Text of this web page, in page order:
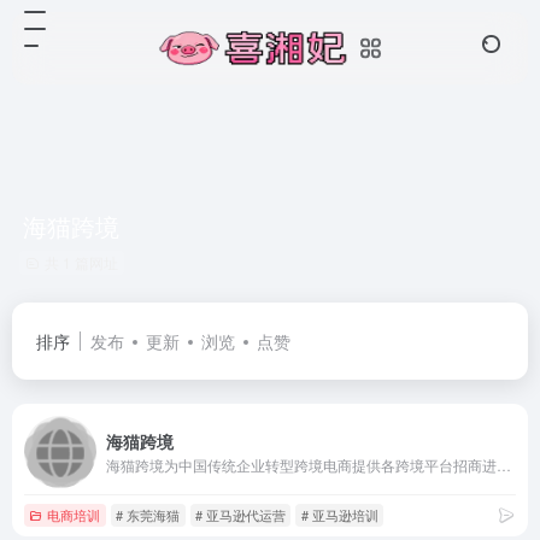
排序 发布 更新 浏览 点赞
海猫跨境
电商培训 # 东莞海猫 # 亚马逊代运营 # 亚马逊培训